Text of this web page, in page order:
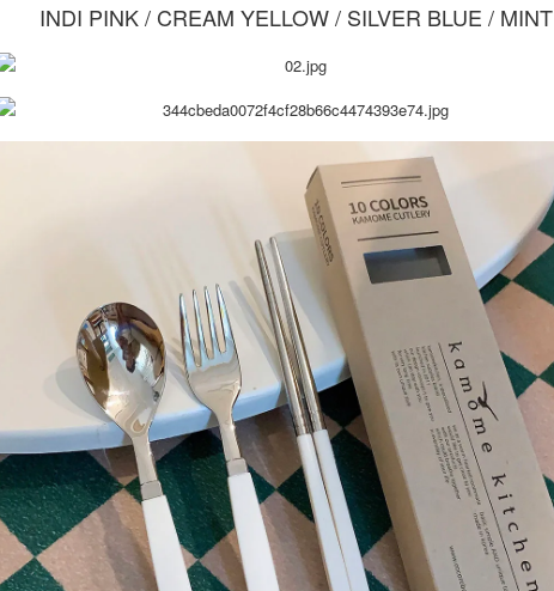
INDI PINK / CREAM YELLOW / SILVER BLUE / MINT